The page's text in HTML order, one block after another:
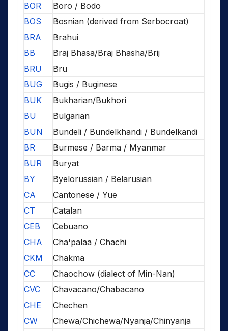
BOR
Boro / Bodo
BOS
Bosnian (derived from Serbocroat)
BRA
Brahui
BB
Braj Bhasa/Braj Bhasha/Brij
BRU
Bru
BUG
Bugis / Buginese
BUK
Bukharian/Bukhori
BU
Bulgarian
BUN
Bundeli / Bundelkhandi / Bundelkandi
BR
Burmese / Barma / Myanmar
BUR
Buryat
BY
Byelorussian / Belarusian
CA
Cantonese / Yue
CT
Catalan
CEB
Cebuano
CHA
Cha'palaa / Chachi
CKM
Chakma
CC
Chaochow (dialect of Min-Nan)
CVC
Chavacano/Chabacano
CHE
Chechen
CW
Chewa/Chichewa/Nyanja/Chinyanja